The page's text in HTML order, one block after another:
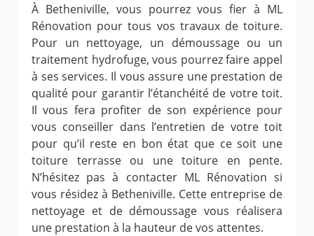
À Betheniville, vous pourrez vous fier à ML
Rénovation pour tous vos travaux de toiture.
Pour un nettoyage, un démoussage ou un
traitement hydrofuge, vous pourrez faire appel
à ses services. Il vous assure une prestation de
qualité pour garantir l’étanchéité de votre toit.
Il vous fera profiter de son expérience pour
vous conseiller dans l’entretien de votre toit
pour qu’il reste en bon état que ce soit une
toiture terrasse ou une toiture en pente.
N’hésitez pas à contacter ML Rénovation si
vous résidez à Betheniville. Cette entreprise de
nettoyage et de démoussage vous réalisera
une prestation à la hauteur de vos attentes.